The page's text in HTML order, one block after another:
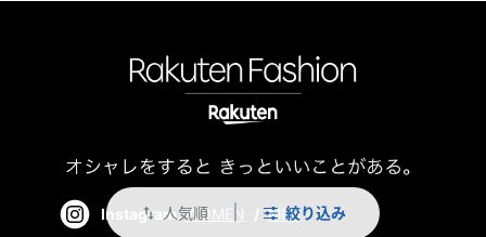
swap_vert 人気順 絞り込み
Instagram WOMEN / MEN